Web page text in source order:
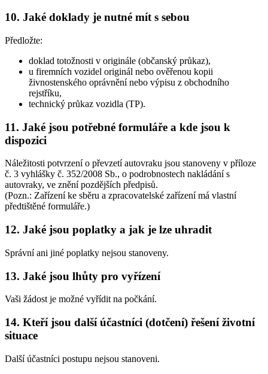
10. Jaké doklady je nutné mít s sebou
Předložte:
doklad totožnosti v originále (občanský průkaz),
u firemních vozidel originál nebo ověřenou kopii
živnostenského oprávnění nebo výpisu z obchodního
rejstříku,
technický průkaz vozidla (TP).
11. Jaké jsou potřebné formuláře a kde jsou k
dispozici
Náležitosti potvrzení o převzetí autovraku jsou stanoveny v příloze
č. 3 vyhlášky č. 352/2008 Sb., o podrobnostech nakládání s
autovraky, ve znění pozdějších předpisů.
(Pozn.: Zařízení ke sběru a zpracovatelské zařízení má vlastní
předtištěné formuláře.)
12. Jaké jsou poplatky a jak je lze uhradit
Správní ani jiné poplatky nejsou stanoveny.
13. Jaké jsou lhůty pro vyřízení
Vaši žádost je možné vyřídit na počkání.
14. Kteří jsou další účastníci (dotčení) řešení životní
situace
Další účastníci postupu nejsou stanoveni.